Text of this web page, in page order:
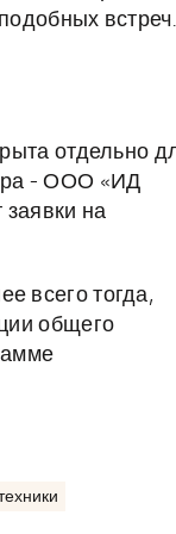
встреч.
отдельно
- ООО «ИД
на
всего тогда,
общего